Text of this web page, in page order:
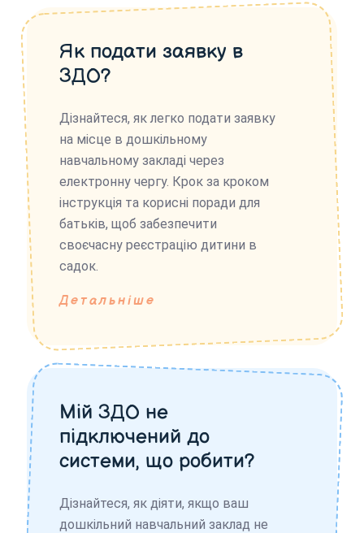
Як подати заявку в
ЗДО?
Дізнайтеся, як легко подати заявку
на місце в дошкільному
навчальному закладі через
електронну чергу. Крок за кроком
інструкція та корисні поради для
батьків, щоб забезпечити
своєчасну реєстрацію дитини в
садок.
Детальніше
Мій ЗДО не
підключений до
системи, що робити?
Дізнайтеся, як діяти, якщо ваш
дошкільний навчальний заклад не